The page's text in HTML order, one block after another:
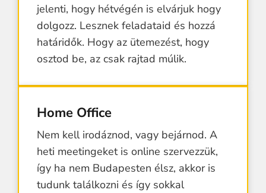
jelenti, hogy hétvégén is elvárjuk hogy
dolgozz. Lesznek feladataid és hozzá
határidők. Hogy az ütemezést, hogy
osztod be, az csak rajtad múlik.
Home Office
Nem kell irodáznod, vagy bejárnod. A
heti meetingeket is online szervezzük,
így ha nem Budapesten élsz, akkor is
tudunk találkozni és így sokkal